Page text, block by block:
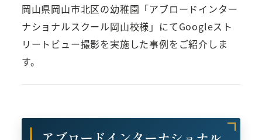
岡山県岡山市北区の幼稚園「アブロードインター
ナショナルスクール岡山校様」にてGoogleスト
リートビュー撮影を実施した事例をご紹介しま
す。